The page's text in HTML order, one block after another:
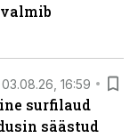
03.08.26, 16:59
surfilaud
säästud